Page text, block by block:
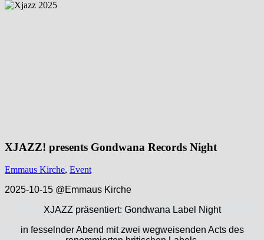
XJAZZ! presents Gondwana Records Night
Emmaus Kirche, Event
2025-10-15 @Emmaus Kirche
XJAZZ präsentiert: Gondwana Label Night
in fesselnder Abend mit zwei wegweisenden Acts des